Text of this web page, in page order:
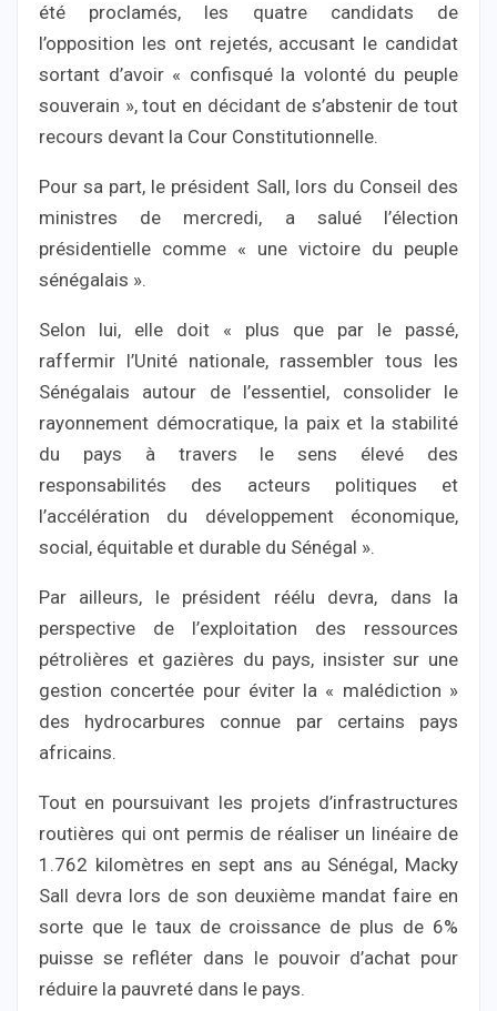
été proclamés, les quatre candidats de
l’opposition les ont rejetés, accusant le candidat
sortant d’avoir « confisqué la volonté du peuple
souverain », tout en décidant de s’abstenir de tout
recours devant la Cour Constitutionnelle.
Pour sa part, le président Sall, lors du Conseil des
ministres de mercredi, a salué l’élection
présidentielle comme « une victoire du peuple
sénégalais ».
Selon lui, elle doit « plus que par le passé,
raffermir l’Unité nationale, rassembler tous les
Sénégalais autour de l’essentiel, consolider le
rayonnement démocratique, la paix et la stabilité
du pays à travers le sens élevé des
responsabilités des acteurs politiques et
l’accélération du développement économique,
social, équitable et durable du Sénégal ».
Par ailleurs, le président réélu devra, dans la
perspective de l’exploitation des ressources
pétrolières et gazières du pays, insister sur une
gestion concertée pour éviter la « malédiction »
des hydrocarbures connue par certains pays
africains.
Tout en poursuivant les projets d’infrastructures
routières qui ont permis de réaliser un linéaire de
1.762 kilomètres en sept ans au Sénégal, Macky
Sall devra lors de son deuxième mandat faire en
sorte que le taux de croissance de plus de 6%
puisse se refléter dans le pouvoir d’achat pour
réduire la pauvreté dans le pays.